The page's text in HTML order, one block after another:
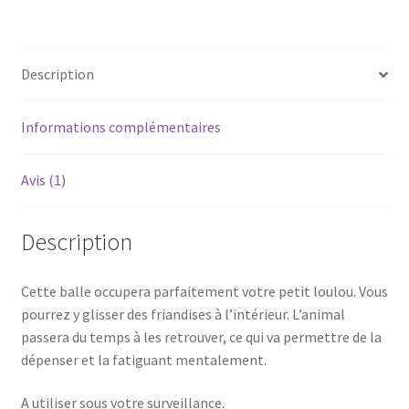
Description
Informations complémentaires
Avis (1)
Description
Cette balle occupera parfaitement votre petit loulou. Vous
pourrez y glisser des friandises à l’intérieur. L’animal
passera du temps à les retrouver, ce qui va permettre de la
dépenser et la fatiguant mentalement.
A utiliser sous votre surveillance.